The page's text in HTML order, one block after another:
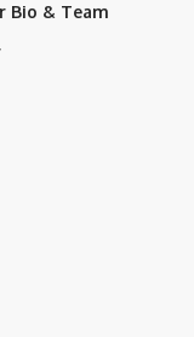
Bio & Team